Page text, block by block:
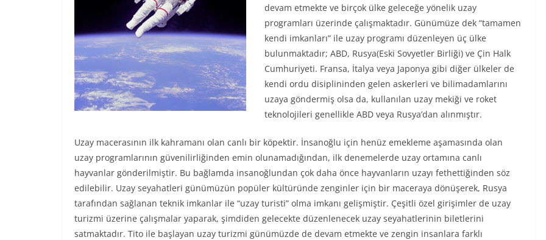
devam etmekte ve birçok ülke geleceğe yönelik uzay
programları üzerinde çalışmaktadır. Günümüze dek “tamamen
kendi imkanları” ile uzay programı düzenleyen üç ülke
bulunmaktadır; ABD, Rusya(Eski Sovyetler Birliği) ve Çin Halk
Cumhuriyeti. Fransa, İtalya veya Japonya gibi diğer ülkeler de
kendi ordu disiplininden gelen askerleri ve bilimadamlarını
uzaya göndermiş olsa da, kullanılan uzay mekiği ve roket
teknolojileri genellikle ABD veya Rusya’dan alınmıştır.
Uzay macerasının ilk kahramanı olan canlı bir köpektir. İnsanoğlu için henüz emekleme aşamasında olan
uzay programlarının güvenilirliğinden emin olunamadığından, ilk denemelerde uzay ortamına canlı
hayvanlar gönderilmiştir. Bu bağlamda insanoğlundan çok daha önce hayvanların uzayı fethettiğinden söz
edilebilir. Uzay seyahatleri günümüzün popüler kültüründe zenginler için bir maceraya dönüşerek, Rusya
tarafından sağlanan teknik imkanlar ile “uzay turisti” olma imkanı gelişmiştir. Çeşitli özel girişimler de uzay
turizmi üzerine çalışmalar yaparak, şimdiden gelecekte düzenlenecek uzay seyahatlerinin biletlerini
satmaktadır. Tito ile başlayan uzay turizmi günümüzde de devam etmekte ve zengin insanlara farklı